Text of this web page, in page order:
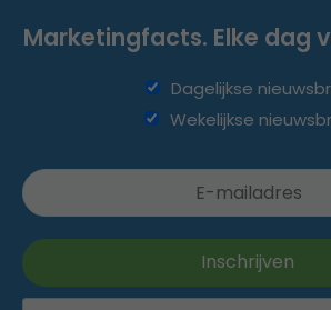
Marketingfacts. Elke dag
Dagelijkse
Wekelijkse